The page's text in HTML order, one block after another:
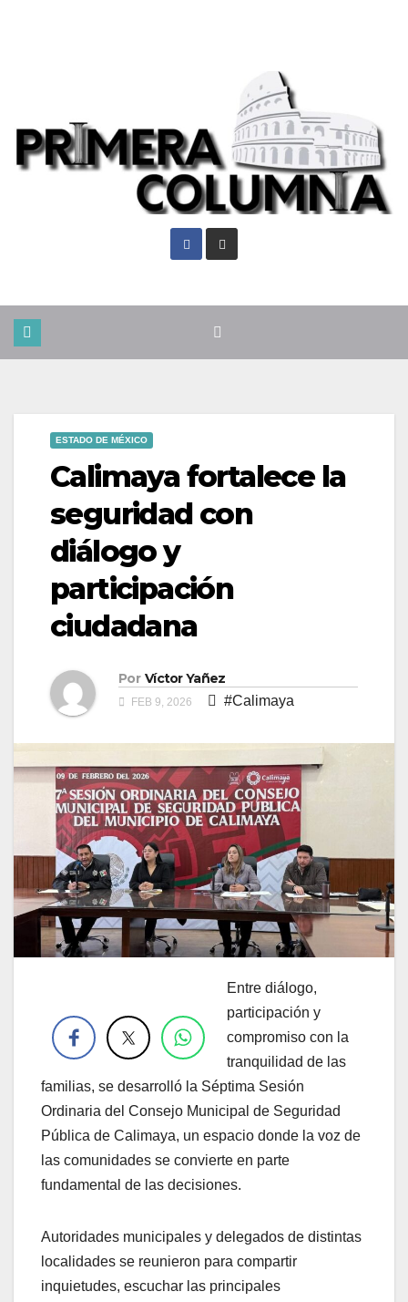
ESTADO DE MÉXICO
Calimaya fortalece la
seguridad con
diálogo y
participación
ciudadana
Por Víctor Yañez
FEB 9, 2026 #Calimaya
Entre diálogo,
participación y
compromiso con la
tranquilidad de las
familias, se desarrolló la Séptima Sesión
Ordinaria del Consejo Municipal de Seguridad
Pública de Calimaya, un espacio donde la voz de
las comunidades se convierte en parte
fundamental de las decisiones.
Autoridades municipales y delegados de distintas
localidades se reunieron para compartir
inquietudes, escuchar las principales